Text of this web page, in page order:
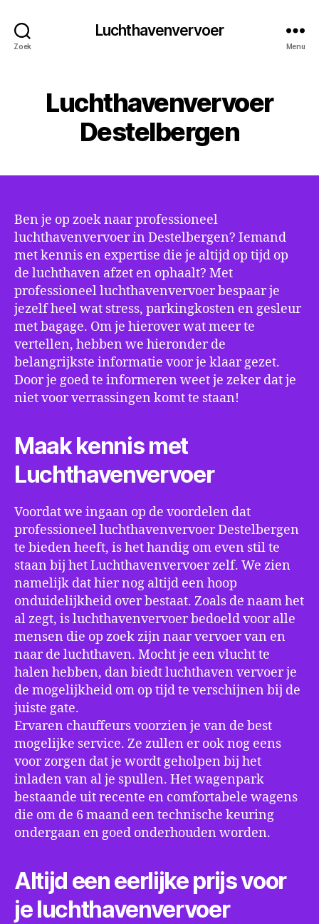
Zoek
Luchthavenvervoer
Menu
Luchthavenvervoer
Destelbergen
Ben je op zoek naar professioneel
luchthavenvervoer in Destelbergen? Iemand
met kennis en expertise die je altijd op tijd op
de luchthaven afzet en ophaalt? Met
professioneel luchthavenvervoer bespaar je
jezelf heel wat stress, parkingkosten en gesleur
met bagage. Om je hierover wat meer te
vertellen, hebben we hieronder de
belangrijkste informatie voor je klaar gezet.
Door je goed te informeren weet je zeker dat je
niet voor verrassingen komt te staan!
Maak kennis met
Luchthavenvervoer
Voordat we ingaan op de voordelen dat
professioneel luchthavenvervoer Destelbergen
te bieden heeft, is het handig om even stil te
staan bij het Luchthavenvervoer zelf. We zien
namelijk dat hier nog altijd een hoop
onduidelijkheid over bestaat. Zoals de naam het
al zegt, is luchthavenvervoer bedoeld voor alle
mensen die op zoek zijn naar vervoer van en
naar de luchthaven. Mocht je een vlucht te
halen hebben, dan biedt luchthaven vervoer je
de mogelijkheid om op tijd te verschijnen bij de
juiste gate.
Ervaren chauffeurs voorzien je van de best
mogelijke service. Ze zullen er ook nog eens
voor zorgen dat je wordt geholpen bij het
inladen van al je spullen. Het wagenpark
bestaande uit recente en comfortabele wagens
die om de 6 maand een technische keuring
ondergaan en goed onderhouden worden.
Altijd een eerlijke prijs voor
je luchthavenvervoer